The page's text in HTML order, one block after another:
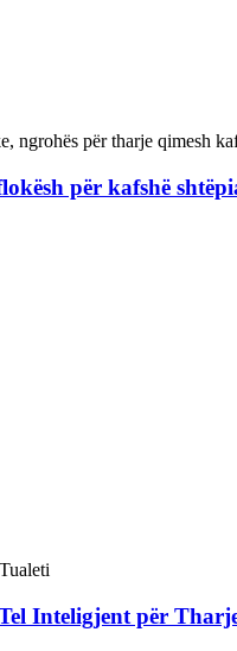
për kafshë
Inteligjent për